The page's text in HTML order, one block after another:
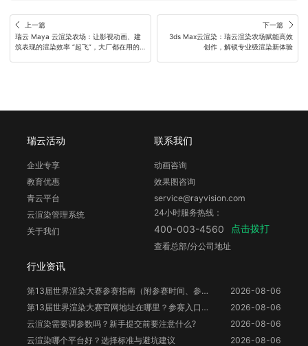
上一篇
瑞云 Maya 云渲染农场：让影视动画、建
筑表现的渲染效率 “起飞”，大厂都在用的
下一篇
3ds Max云渲染：瑞云渲染农场赋能高效
创作，解锁专业级渲染新体验
瑞云活动
企业专享
教育优惠
青云平台
云渲染管理系统
关于我们
行业资讯
第13届世界渲染大赛参赛指南（附参赛时间、参赛要求、赛事奖励等）
2026-08-06
第13届世界渲染大赛官网地址在哪里？参赛入口与信息整理
2026-08-06
云渲染需要调参数吗？新手提交前要注意什么?
2026-08-06
云渲染哪个平台好？选择标准与避坑建议
2026-08-06
联系我们
动画咨询
效果图咨询
service@rayvision.com
24小时服务热线：
400-003-4560 点击拨打
查看总部/分公司地址